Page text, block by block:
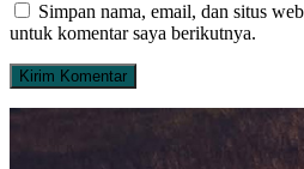
Simpan nama, email, dan situs
untuk komentar saya berikutnya.